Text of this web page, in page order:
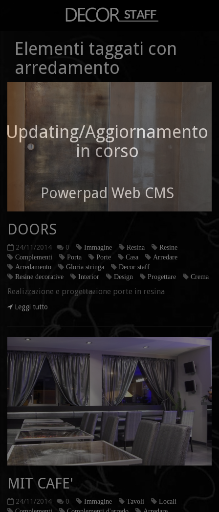
Elementi taggati con
arredamento
DOORS
24/11/2014 0 Immagine Resina
Resine
Complementi
Porta Porte Casa
Arredare
Arredamento
Gloria stringa
Decor staff
Resine decorative
Interior Design Progettare Crema
Realizzazione e progettazione porte in resina
Leggi tutto
MIT CAFE'
24/11/2014 0 Immagine Tavoli
Locali
Updating/Aggiornamento
in corso
Powerpad Web CMS